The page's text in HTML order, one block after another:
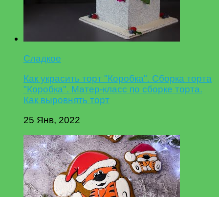
Сладкое
Как украсить торт "Коробка". Сборка торта
"Коробка". Матер-класс по сборке торта.
Как выровнять торт
25 Янв, 2022